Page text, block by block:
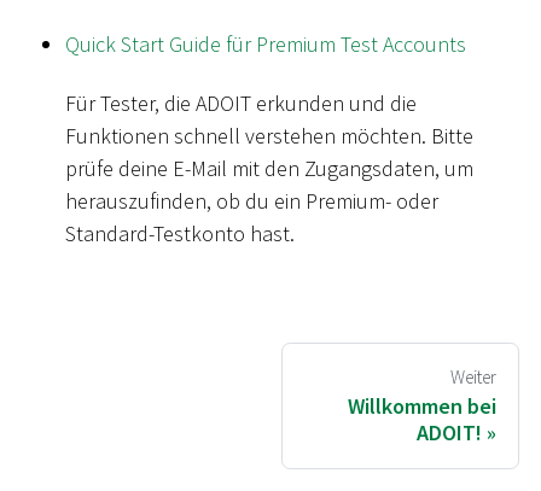
Quick Start Guide für Premium Test Accounts
Für Tester, die ADOIT erkunden und die
Funktionen schnell verstehen möchten. Bitte
prüfe deine E-Mail mit den Zugangsdaten, um
herauszufinden, ob du ein Premium- oder
Standard-Testkonto hast.
Weiter
Willkommen bei
ADOIT!